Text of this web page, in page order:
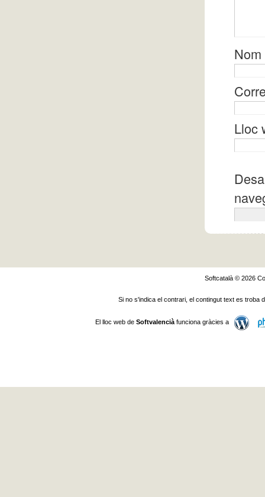
Nom
Lloc
Softcatalà © 2026
Si no s'indica el contrari, el contingut text es troba
El lloc web de Softvalenciàfunciona gràcies a